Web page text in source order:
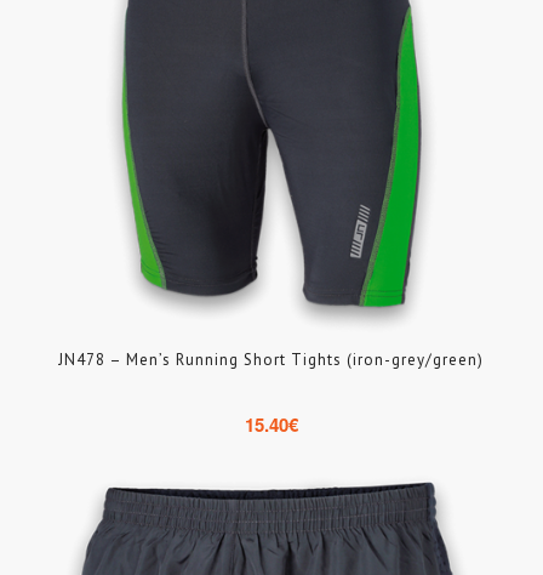
JN478 – Men’s Running Short Tights (iron-grey/green)
15.40€